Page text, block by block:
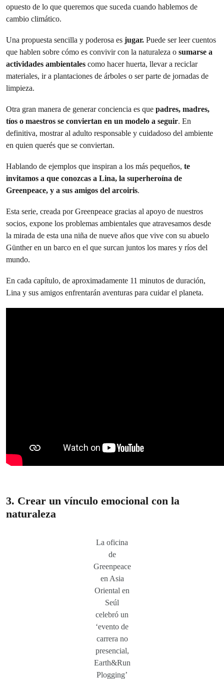
opuesto de lo que queremos que suceda cuando hablemos de
cambio climático.
Una propuesta sencilla y poderosa es jugar. Puede ser leer cuentos
que hablen sobre cómo es convivir con la naturaleza o sumarse a
actividades ambientales como hacer huerta, llevar a reciclar
materiales, ir a plantaciones de árboles o ser parte de jornadas de
limpieza.
Otra gran manera de generar conciencia es que padres, madres,
tíos o maestros se conviertan en un modelo a seguir. En
definitiva, mostrar al adulto responsable y cuidadoso del ambiente
en quien querés que se conviertan.
Hablando de ejemplos que inspiran a los más pequeños, te
invitamos a que conozcas a Lina, la superheroína de
Greenpeace, y a sus amigos del arcoiris.
Esta serie, creada por Greenpeace gracias al apoyo de nuestros
socios, expone los problemas ambientales que atravesamos desde
la mirada de esta una niña de nueve años que vive con su abuelo
Günther en un barco en el que surcan juntos los mares y ríos del
mundo.
En cada capítulo, de aproximadamente 11 minutos de duración,
Lina y sus amigos enfrentarán aventuras para cuidar el planeta.
3. Crear un vínculo emocional con la
naturaleza
La oficina
de
Greenpeace
en Asia
Oriental en
Seúl
celebró un
‘evento de
carrera no
presencial,
Earth&Run
Plogging’